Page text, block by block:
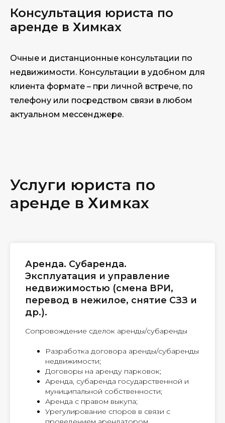
Консультация юриста по
аренде в Химках
Очные и дистанционные консультации по
недвижимости. Консультации в удобном для
клиента формате – при личной встрече, по
телефону или посредством связи в любом
актуальном мессенджере.
Услуги юриста по
аренде в Химках
Аренда. Субаренда.
Эксплуатация и управление
недвижимостью (смена ВРИ,
перевод в нежилое, снятие СЗЗ и
др.).
Сопровождение сделок аренды/субаренды
Разработка договора аренды/субаренды
недвижимости;
Договоры на аренду парковок;
Аренда, субаренда государственной и
муниципальной собственности;
Аренда с правом выкупа;
Урегулирование споров в связи с